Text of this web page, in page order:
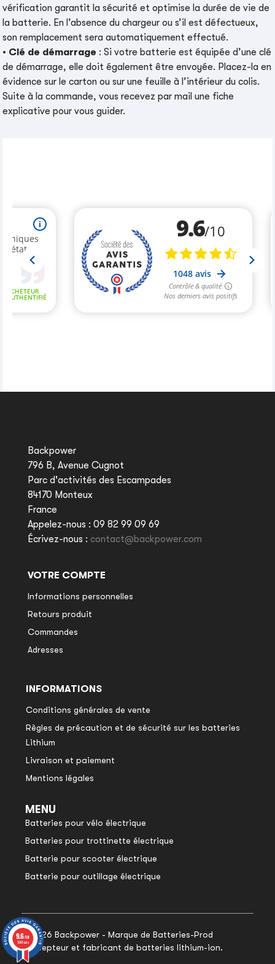
vérification garantit la sécurité et optimise la durée de vie de
la batterie. En l’absence du chargeur ou s’il est défectueux,
son remplacement sera automatiquement effectué.
• Clé de démarrage : Si votre batterie est équipée d’une clé
de démarrage, elle doit également être envoyée. Placez-la en
évidence sur le carton ou sur une feuille à l’intérieur du colis.
Suite à la commande, vous recevez par mail une fiche
explicative pour vous guider.
Backpower
796 B, Avenue Cugnot
Parc d'activités des Escampades
84170 Monteux
France
Appelez-nous : 09 82 99 09 69
Écrivez-nous : contact@backpower.com
VOTRE COMPTE
Informations personnelles
Retours produit
Commandes
Adresses
INFORMATIONS
Conditions générales de vente
Règles de précaution et de sécurité sur les batteries
Lithium
Livraison et paiement
Mentions légales
MENU
Batteries pour vélo électrique
Batteries pour trottinette électrique
Batterie pour scooter électrique
Batterie pour outillage électrique
© 2026 Backpower - Marque de Batteries-Prod
concepteur et fabricant de batteries lithium-ion.
9.6/10
1048 avis
9.6/10
1048 avis